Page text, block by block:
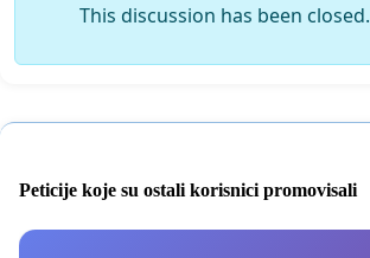
This discussion has been closed.
Peticije koje su ostali korisnici promovisali